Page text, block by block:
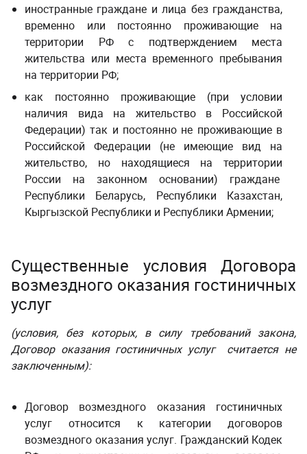
иностранные граждане и лица без гражданства,
временно или постоянно проживающие на
территории РФ с подтверждением места
жительства или места временного пребывания
на территории РФ;
как постоянно проживающие (при условии
наличия вида на жительство в Российской
Федерации) так и постоянно не проживающие в
Российской Федерации (не имеющие вид на
жительство, но находящиеся на территории
России на законном основании) граждане
Республики Беларусь, Республики Казахстан,
Кыргызской Республики и Республики Армении;
Существенные условия Договора
возмездного оказания гостиничных
услуг
(условия, без которых, в силу требований закона,
Договор оказания гостиничных услуг
считается не
заключенным):
Договор возмездного оказания гостиничных
услуг относится к категории договоров
возмездного оказания услуг. Гражданский Кодек